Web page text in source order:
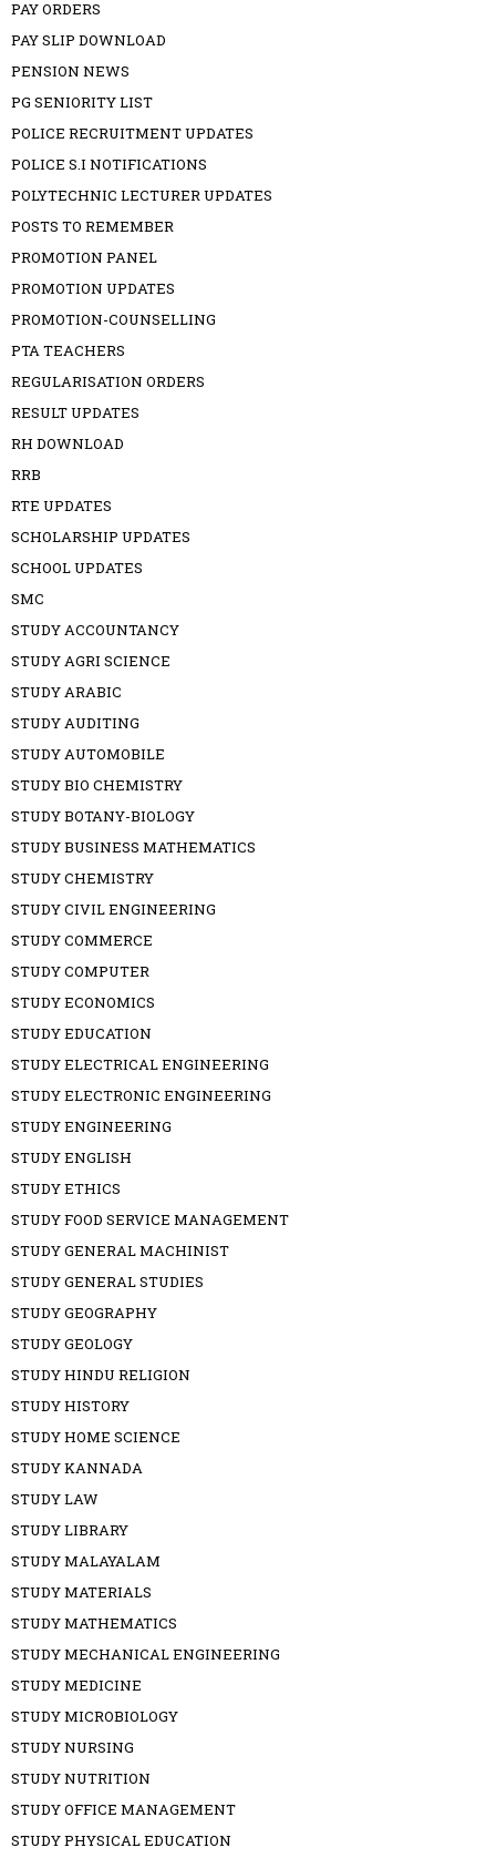
PAY ORDERS
PAY SLIP DOWNLOAD
PENSION NEWS
PG SENIORITY LIST
POLICE RECRUITMENT UPDATES
POLICE S.I NOTIFICATIONS
POLYTECHNIC LECTURER UPDATES
POSTS TO REMEMBER
PROMOTION PANEL
PROMOTION UPDATES
PROMOTION-COUNSELLING
PTA TEACHERS
REGULARISATION ORDERS
RESULT UPDATES
RH DOWNLOAD
RRB
RTE UPDATES
SCHOLARSHIP UPDATES
SCHOOL UPDATES
SMC
STUDY ACCOUNTANCY
STUDY AGRI SCIENCE
STUDY ARABIC
STUDY AUDITING
STUDY AUTOMOBILE
STUDY BIO CHEMISTRY
STUDY BOTANY-BIOLOGY
STUDY BUSINESS MATHEMATICS
STUDY CHEMISTRY
STUDY CIVIL ENGINEERING
STUDY COMMERCE
STUDY COMPUTER
STUDY ECONOMICS
STUDY EDUCATION
STUDY ELECTRICAL ENGINEERING
STUDY ELECTRONIC ENGINEERING
STUDY ENGINEERING
STUDY ENGLISH
STUDY ETHICS
STUDY FOOD SERVICE MANAGEMENT
STUDY GENERAL MACHINIST
STUDY GENERAL STUDIES
STUDY GEOGRAPHY
STUDY GEOLOGY
STUDY HINDU RELIGION
STUDY HISTORY
STUDY HOME SCIENCE
STUDY KANNADA
STUDY LAW
STUDY LIBRARY
STUDY MALAYALAM
STUDY MATERIALS
STUDY MATHEMATICS
STUDY MECHANICAL ENGINEERING
STUDY MEDICINE
STUDY MICROBIOLOGY
STUDY NURSING
STUDY NUTRITION
STUDY OFFICE MANAGEMENT
STUDY PHYSICAL EDUCATION